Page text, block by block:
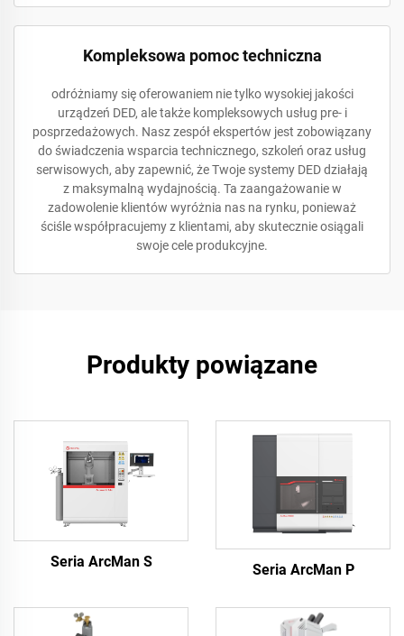
Kompleksowa pomoc techniczna
odróżniamy się oferowaniem nie tylko wysokiej jakości
urządzeń DED, ale także kompleksowych usług pre- i
posprzedażowych. Nasz zespół ekspertów jest zobowiązany
do świadczenia wsparcia technicznego, szkoleń oraz usług
serwisowych, aby zapewnić, że Twoje systemy DED działają
z maksymalną wydajnością. Ta zaangażowanie w
zadowolenie klientów wyróżnia nas na rynku, ponieważ
ściśle współpracujemy z klientami, aby skutecznie osiągali
swoje cele produkcyjne.
Produkty powiązane
Seria ArcMan S Seria ArcMan P